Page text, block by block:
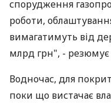
спорудження
роботи, облаштування
вимагатимуть від
млрд грн", - резюмує
Водночас, для
поки що вистачає